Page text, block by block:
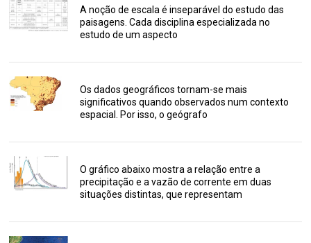
A noção de escala é inseparável do estudo das
paisagens. Cada disciplina especializada no
estudo de um aspecto
Os dados geográficos tornam-se mais
significativos quando observados num contexto
espacial. Por isso, o geógrafo
O gráfico abaixo mostra a relação entre a
precipitação e a vazão de corrente em duas
situações distintas, que representam